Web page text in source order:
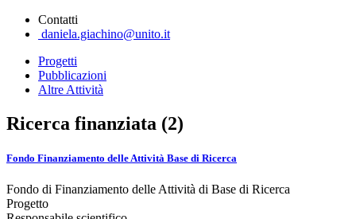
Contatti
daniela.giachino@unito.it
Progetti
Pubblicazioni
Altre Attività
Ricerca finanziata (2)
Fondo Finanziamento delle Attività Base di Ricerca
Fondo di Finanziamento delle Attività di Base di Ricerca
Progetto